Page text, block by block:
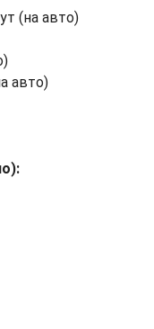
(на авто)
авто)